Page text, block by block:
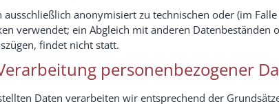
ausschließlich anonymisiert zu technischen oder (im
verwendet; ein Abgleich mit anderen Datenbeständen
findet nicht statt.
personenbezogener
Daten verarbeiten wir entsprechend der